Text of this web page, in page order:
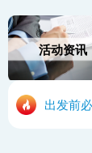
活动资讯
出发前